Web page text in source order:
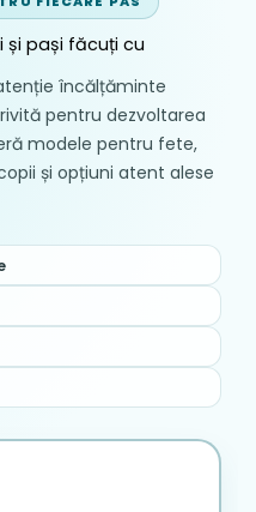
tălpii.
la
într-un mediu
ferit de
sau alte surse
periodică a
optimă a
și pași făcuți cu
încălțăminte
pentru dezvoltarea
modele pentru fete,
și opțiuni atent alese